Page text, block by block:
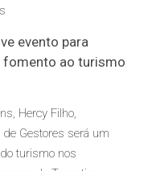
Hercy Filho,
Gestores será um
turismo nos